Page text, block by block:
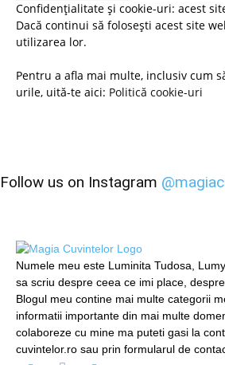
Confidențialitate și cookie-uri: acest
Dacă continui să folosești acest site
utilizarea lor.
Pentru a afla mai multe, inclusiv cum
urile, uită-te aici: Politică cookie-uri
Follow us on Instagram
Numele meu este Luminita Tudosa,
sa scriu despre ceea ce imi place,
Blogul meu contine mai multe categorii
informatii importante din mai multe
colaboreze cu mine ma puteti gasi la
cuvintelor.ro sau prin formularul de